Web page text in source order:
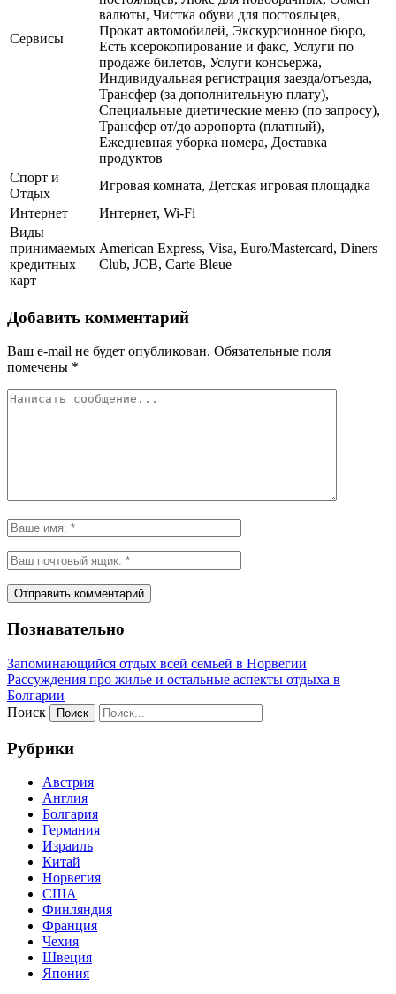
Сервисы
валюты, Чистка обуви для постояльцев,
Прокат автомобилей, Экскурсионное бюро,
Есть ксерокопирование и факс, Услуги по
продаже билетов, Услуги консьержа,
Индивидуальная регистрация заезда/отъезда,
Трансфер (за дополнительную плату),
Специальные диетические меню (по запросу),
Трансфер от/до аэропорта (платный),
Ежедневная уборка номера, Доставка
продуктов
Спорт и
Отдых
Игровая комната, Детская игровая площадка
Интернет
Интернет, Wi-Fi
Виды
принимаемых
кредитных
карт
American Express, Visa, Euro/Mastercard, Diners
Club, JCB, Carte Bleue
Добавить комментарий
Ваш e-mail не будет опубликован. Обязательные поля
помечены *
Познавательно
Запоминающийся отдых всей семьей в Норвегии
Рассуждения про жилье и остальные аспекты отдыха в
Болгарии
Поиск
Рубрики
Австрия
Англия
Болгария
Германия
Израиль
Китай
Норвегия
США
Финляндия
Франция
Чехия
Швеция
Япония